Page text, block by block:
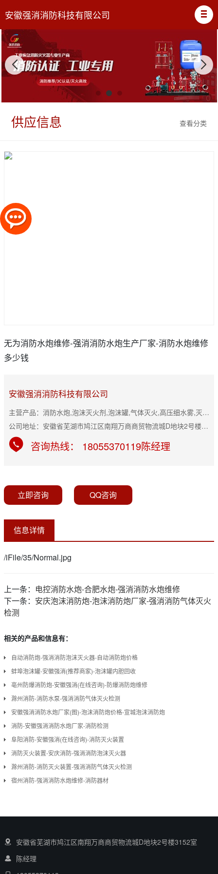
安徽强消消防科技有限公司
查看分类
供应信息
无为消防水炮维修-强消消防水炮生产厂家-消防水炮维修
多少钱
安徽强消消防科技有限公司
主营产品：消防水炮,泡沫灭火剂,泡沫罐,气体灭火,高压细水雾,灭火器
公司地址：安徽省芜湖市鸠江区南翔万商商贸物流城D地块2号楼3152室
咨询热线： 18055370119陈经理
立即咨询 QQ咨询
信息详情
/iFile/35/Normal.jpg
上一条： 电控消防水炮-合肥水炮-强消消防水炮维修
下一条： 安庆泡沫消防炮-泡沫消防炮厂家-强消消防气体灭火
检测
相关的产品和信息有：
自动消防炮-强消消防泡沫灭火器-自动消防炮价格
蚌埠泡沫罐-安徽强消(推荐商家)-泡沫罐内胆回收
亳州防爆消防炮-安徽强消(在线咨询)-防爆消防炮维修
滁州消防-消防水泵-强消消防气体灭火检测
安徽强消消防水炮厂家(图)-泡沫消防炮价格-宣城泡沫消防炮
消防-安徽强消消防水炮厂家-消防检测
阜阳消防-安徽强消(在线咨询)-消防灭火装置
消防灭火装置-安庆消防-强消消防泡沫灭火器
滁州消防-消防灭火装置-强消消防气体灭火检测
宿州消防-强消消防水炮维修-消防器材
安徽省芜湖市鸠江区南翔万商商贸物流城D地块2号楼3152室
陈经理